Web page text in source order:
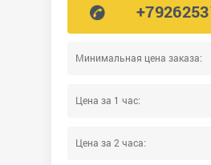
Минимальная цена заказа:
Цена за 1 час:
Цена за 2 часа: